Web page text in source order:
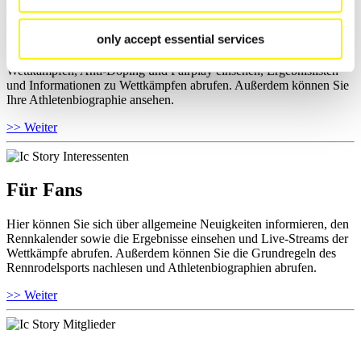
only accept essential services
Für Athleten
Hier können Sie das aktuelle Regelwerk sowie Richtlinien zu
Wettkämpfen, Anti-Doping und Fairplay einsehen, Ergebnislisten
und Informationen zu Wettkämpfen abrufen. Außerdem können Sie
Ihre Athletenbiographie ansehen.
>> Weiter
Für Fans
Hier können Sie sich über allgemeine Neuigkeiten informieren, den
Rennkalender sowie die Ergebnisse einsehen und Live-Streams der
Wettkämpfe abrufen. Außerdem können Sie die Grundregeln des
Rennrodelsports nachlesen und Athletenbiographien abrufen.
>> Weiter